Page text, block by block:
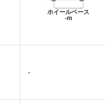
ホイールベース
-m
-